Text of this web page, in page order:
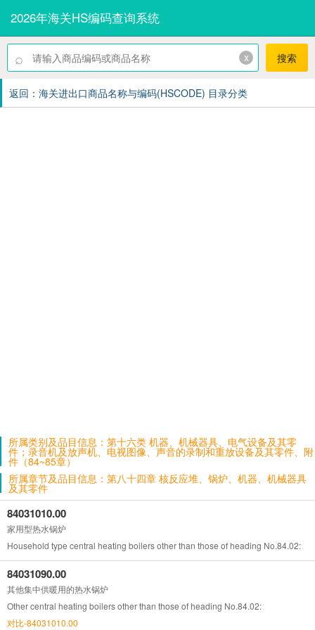
2026年海关HS编码查询系统
⌕ x 搜索
返回：海关进出口商品名称与编码(HSCODE) 目录分类
所属类别及品目信息：第十六类 机器、机械器具、电气设备及其零
件；录音机及放声机、电视图像、声音的录制和重放设备及其零件、附
件（84~85章）
所属章节及品目信息：第八十四章 核反应堆、锅炉、机器、机械器具
及其零件
84031010.00
家用型热水锅炉
Household type central heating boilers other than those of heading No.84.02:
84031090.00
其他集中供暖用的热水锅炉
Other central heating boilers other than those of heading No.84.02:
对比-84031010.00